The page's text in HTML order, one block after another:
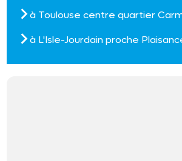
à Toulouse centre quartier
à L'Isle-Jourdain proche